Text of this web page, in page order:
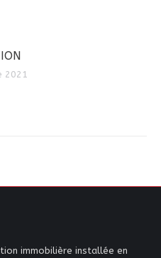
2021
immobilière installée en